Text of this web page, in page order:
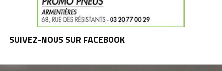
SUIVEZ-NOUS SUR FACEBOOK